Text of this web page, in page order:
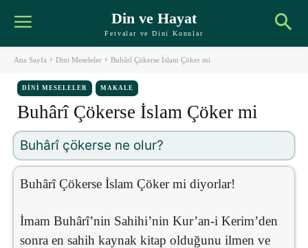
Din ve Hayat
Fetvalar ve Dini Konular
Ana Sayfa Dini Meseleler Buhârî Çökerse İslam Çöker mi
DINI MESELELER MAKALE
Buhârî Çökerse İslam Çöker mi
Buhârî çökerse ne olur?
Buhârî Çökerse İslam Çöker mi diyorlar!
İmam Buhârî’nin Sahihi’nin Kur’an-i Kerim’den
sonra en sahih kaynak kitap olduğunu ilmen ve